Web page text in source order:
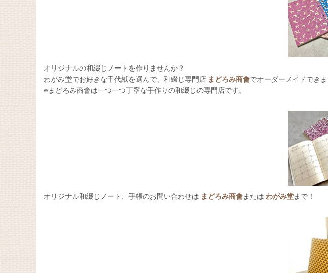
オリジナルの和綴じノートを作りませんか？
わがみ堂でお好きな千代紙を選んで、和綴じ専門店 まどろみ商會でオーダーメイドでき
※まどろみ商會は一つ一つ丁寧な手作りの和綴じの専門店です。
オリジナル和綴じノート、手帳のお問い合わせは まどろみ商會または わがみ堂まで！